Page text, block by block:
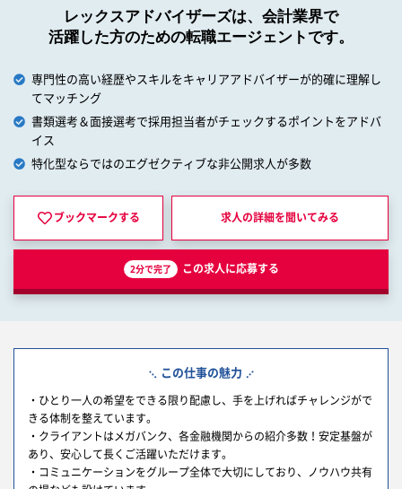
レックスアドバイザーズは、会計業界で
活躍した方のための転職エージェントです。
専門性の高い経歴やスキルをキャリアアドバイザーが的確に理解し
てマッチング
書類選考＆面接選考で採用担当者がチェックするポイントをアドバ
イス
特化型ならではのエグゼクティブな非公開求人が多数
ブックマークする 求人の詳細を聞いてみる
2分で完了 この求人に応募する
この仕事の魅力
・ひとり一人の希望をできる限り配慮し、手を上げればチャレンジがで
きる体制を整えています。
・クライアントはメガバンク、各金融機関からの紹介多数！安定基盤が
あり、安心して長くご活躍いただけます。
・コミュニケーションをグループ全体で大切にしており、ノウハウ共有